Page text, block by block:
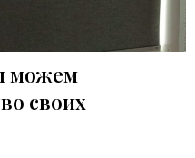
можем
своих